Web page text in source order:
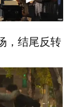
，结尾反转